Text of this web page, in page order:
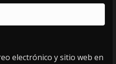
electrónico y sitio web en